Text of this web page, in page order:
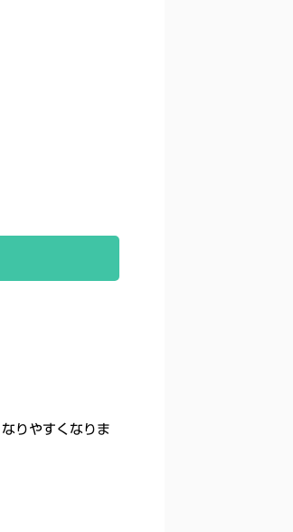
りやすくなりま